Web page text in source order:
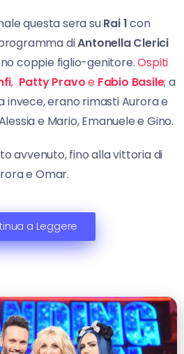
questa sera suRai 1con
diAntonella Clerici
coppie figlio-genitore.Ospiti
, Patty Pravoe Fabio Basile; a
invece, erano rimasti Aurora e
e Mario, Emanuele e Gino.
avvenuto, fino alla vittoria di
e Omar.
a Leggere